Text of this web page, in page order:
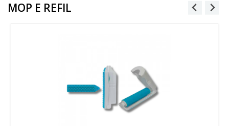
MOP E REFIL